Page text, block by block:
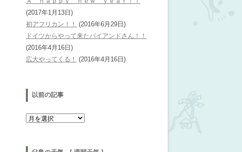
(2017年1月13日)
初アフリカン！！
(2016年6月29日)
ドイツからやって来たバイアンドさん！！
(2016年4月16日)
広大やってくる！
(2016年4月16日)
以前の記事
以前の記事